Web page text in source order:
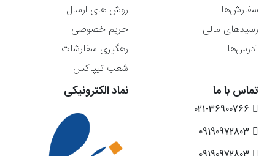
سفارش‌ها
رسیدهای مالی
آدرس‌ها
روش های ارسال
حریم خصوصی
رهگیری سفارشات
شعب تیپاکس
تماس با ما نماد الکترونیکی